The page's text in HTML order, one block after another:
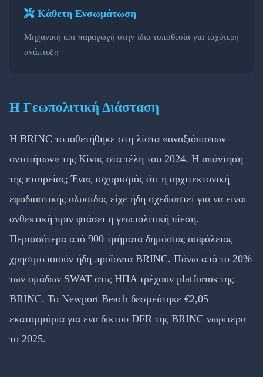
Κάθετη Ενσωμάτωση
Μηχανική και παραγωγή στην ίδια τοποθεσία για ταχύτερη
ανάπτυξη
Η Γεωπολιτική Διάσταση
Η BRINC τοποθετήθηκε στη λίστα «αναξιόπιστων
οντοτήτων» της Κίνας στα τέλη του 2024. Η απάντηση
της εταιρείας; Ένας ισχυρισμός ότι η αρχιτεκτονική
εφοδιαστικής αλυσίδας είχε ήδη σχεδιαστεί για να είναι
ανθεκτική πριν φτάσει η γεωπολιτική πίεση.
Περισσότερα από 900 τμήματα δημόσιας ασφάλειας
χρησιμοποιούν ήδη προϊόντα BRINC. Πάνω από το 20%
των ομάδων SWAT στις ΗΠΑ τρέχουν platforms της
BRINC. Το Newport Beach δεσμεύτηκε €2,05
εκατομμύρια για ένα δίκτυο DFR της BRINC νωρίτερα
το 2025.